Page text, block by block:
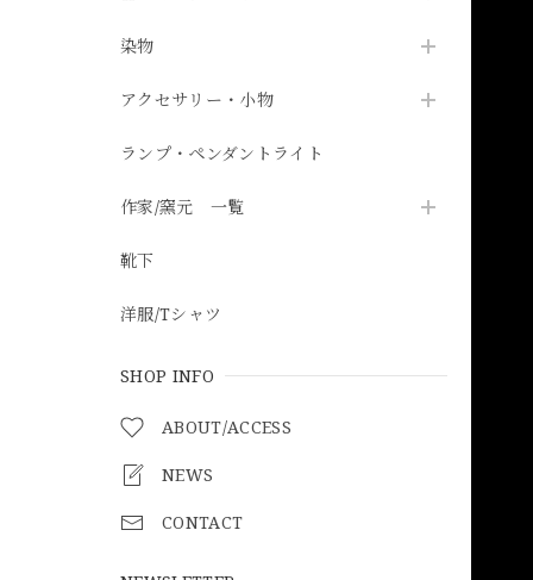
染物
アクセサリー・小物
ランプ・ペンダントライト
作家/窯元 一覧
靴下
洋服/Tシャツ
SHOP INFO
ABOUT/ACCESS
NEWS
CONTACT